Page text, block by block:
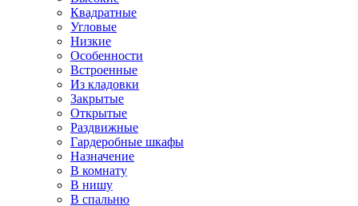
Квадратные
Угловые
Низкие
Особенности
Встроенные
Из кладовки
Закрытые
Открытые
Раздвижные
Гардеробные шкафы
Назначение
В комнату
В нишу
В спальню